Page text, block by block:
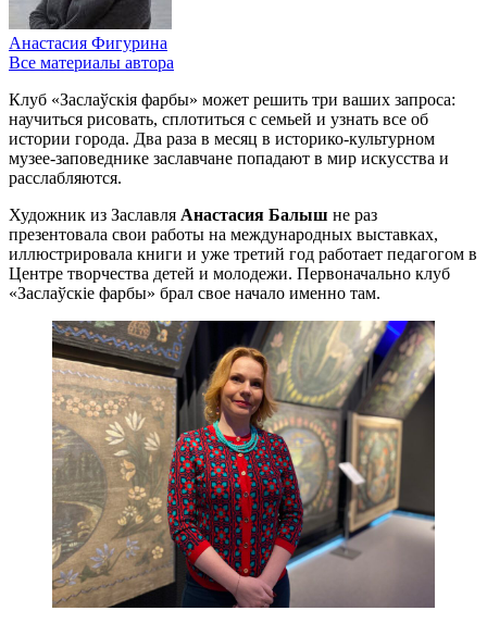
Анастасия Фигурина
Все материалы автора
Клуб «Заслаўскiя фарбы» может решить три ваших запроса:
научиться рисовать, сплотиться с семьей и узнать все об
истории города. Два раза в месяц в историко-культурном
музее-заповеднике заславчане попадают в мир искусства и
расслабляются.
Художник из Заславля Анастасия Балыш не раз
презентовала свои работы на международных выставках,
иллюстрировала книги и уже третий год работает педагогом в
Центре творчества детей и молодежи. Первоначально клуб
«Заслаўскiе фарбы» брал свое начало именно там.